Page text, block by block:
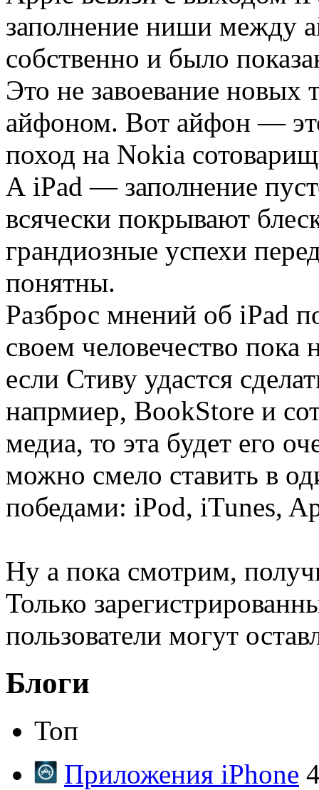
заполнение ниши между
собственно и было
Это не завоевание новых
айфоном. Вот айфон —
поход на Nokia
А iPad — заполнение
всячески покрывают
грандиозные успехи
понятны.
Разброс мнений об iPad
своем человечество пока
если Стиву удастся
напрмиер, BookStore и
медиа, то эта будет его
можно смело ставить в
победами: iPod, iTunes,
Ну а пока смотрим,
Только
пользователи могут
Блоги
Топ
Приложения iPhone